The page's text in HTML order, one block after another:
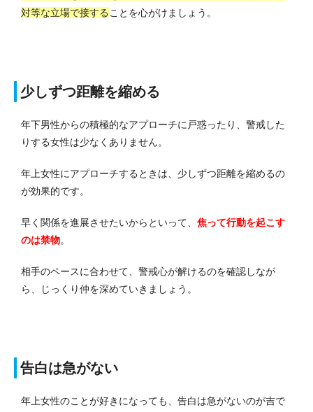
対等な立場で接することを心がけましょう。
少しずつ距離を縮める
年下男性からの積極的なアプローチに戸惑ったり、警戒した
りする女性は少なくありません。
年上女性にアプローチするときは、少しずつ距離を縮めるの
が効果的です。
早く関係を進展させたいからといって、 焦って行動を起こす
のは禁物。
相手のペースに合わせて、警戒心が解けるのを確認しなが
ら、じっくり仲を深めていきましょう。
告白は急がない
年上女性のことが好きになっても、告白は急がないのが吉で